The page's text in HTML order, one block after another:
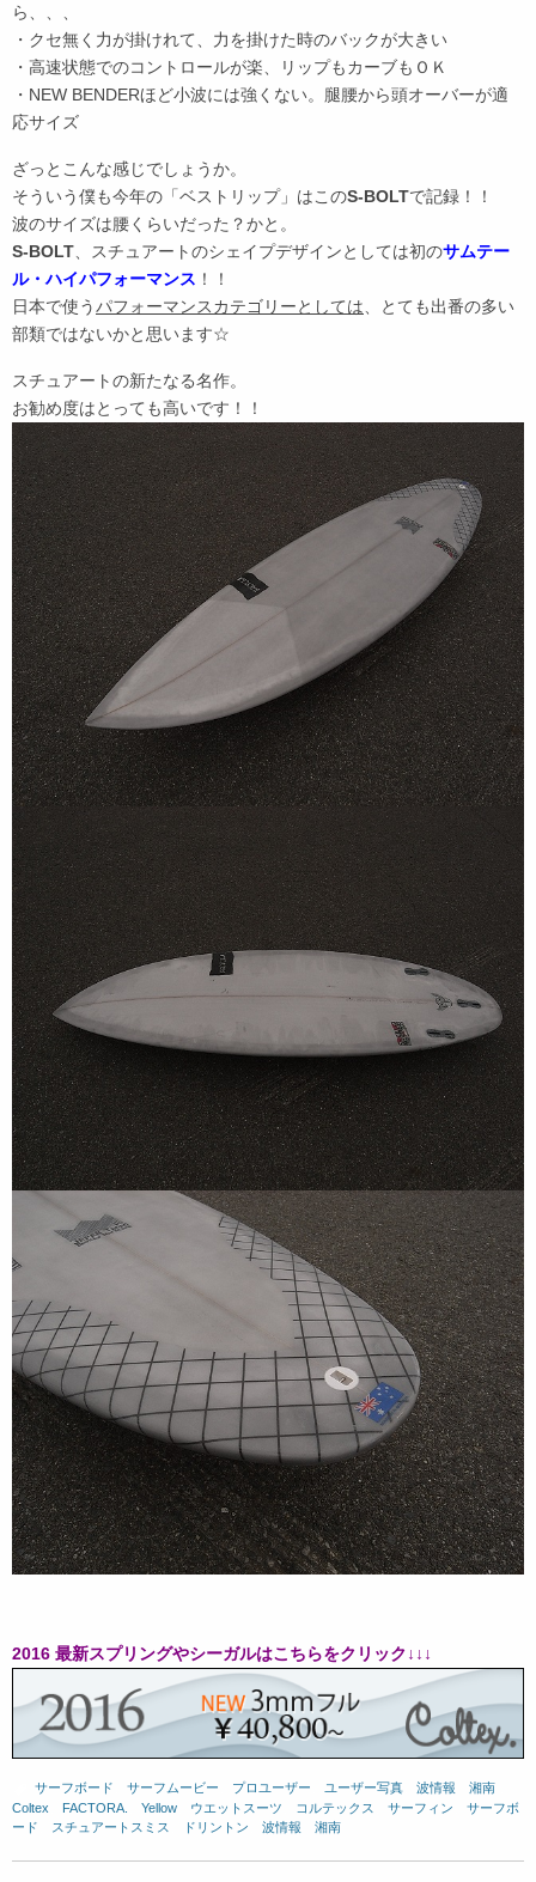
ら、、、
・クセ無く力が掛けれて、力を掛けた時のバックが大きい
・高速状態でのコントロールが楽、リップもカーブもＯＫ
・NEW BENDERほど小波には強くない。腿腰から頭オーバーが適
応サイズ
ざっとこんな感じでしょうか。
そういう僕も今年の「ベストリップ」はこのS-BOLTで記録！！
波のサイズは腰くらいだった？かと。
S-BOLT 、スチュアートのシェイプデザインとしては初のサムテー
ル・ハイパフォーマンス ！！
日本で使うパフォーマンスカテゴリーとしては 、とても出番の多い
部類ではないかと思います☆
スチュアートの新たなる名作。
お勧め度はとっても高いです！！
2016 最新スプリングやシーガルはこちらをクリック↓↓↓
サーフボード サーフムービー プロユーザー ユーザー写真 波情報 湘南
Coltex
FACTORA. Yellow ウエットスーツ コルテックス サーフィン
サーフボ
ード
スチュアートスミス ドリントン 波情報 湘南